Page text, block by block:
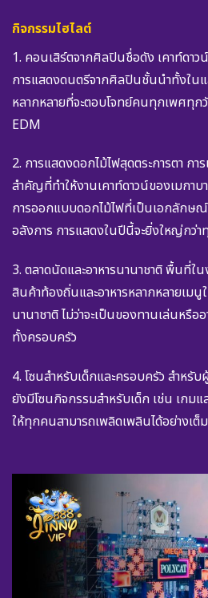
กิจกรรมไฮไลต์
1. คอนเสิร์ตจากศิลปินชื่อดัง เคาท์ดาว
การแสดงดนตรีจากศิลปินชั้นนำทั้งในแ
หลากหลายที่จะตอบโจทย์คนทุกเพศทุก
EDM
2. การแสดงดอกไม้ไฟสุดตระการตา กา
สำคัญที่ทำให้งานเคาท์ดาวน์ของเมกา
การออกแบบดอกไม้ไฟที่เป็นเอกลักษ
อลังการ การแสดงในปีนี้จะยิ่งใหญ่กว่
3. ตลาดนัดและอาหารนานาชาติ พื้นที่ใ
สินค้าท้องถิ่นและอาหารหลากหลายเมนู
นานาชาติ ไม่ว่าจะเป็นของทานเล่นหรือ
ทั้งครอบครัว
4. โซนสำหรับเด็กและครอบครัว สำหรั
ยังมีโซนกิจกรรมสำหรับเด็ก เช่น เกมแ
ให้ทุกคนสามารถเพลิดเพลินได้อย่างเต็